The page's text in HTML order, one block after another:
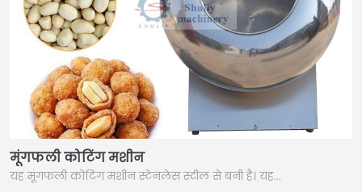
मूंगफली कोटिंग मशीन
यह मूंगफली कोटिंग मशीन स्टेनलेस स्टील से बनी है। यह…